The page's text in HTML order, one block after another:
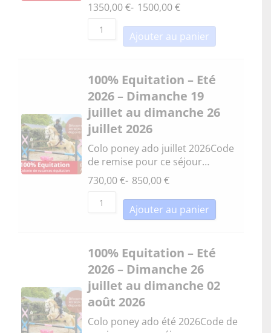
1350,00€- 1500,00€
Ajouter au panier
100% Equitation – Eté
2026 – Dimanche 19
juillet au dimanche 26
juillet 2026
Colo poney ado juillet 2026Code
de remise pour ce séjour…
730,00€- 850,00€
Ajouter au panier
100% Equitation – Eté
2026 – Dimanche 26
juillet au dimanche 02
août 2026
Colo poney ado été 2026Code de